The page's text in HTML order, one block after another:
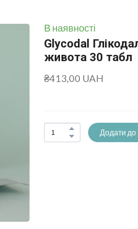
В наявності
Glycodal
живота 30 табл
₴413,00 UAH
Додати до